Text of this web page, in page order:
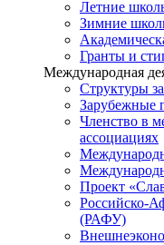
Летние
Зимние
Гранты и
Международная
Структуры
Зарубежные
Членство в
ассоциациях
Проект
Российско-
(РАФУ)